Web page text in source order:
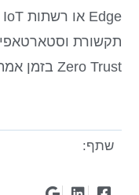
Zero Trust בזמן אמת עבור נכסים מבוזרים.
שתף: